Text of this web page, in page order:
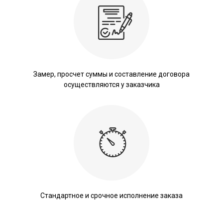
Замер, просчет суммы и составление договора
осуществляются у заказчика
Стандартное и срочное исполнение заказа